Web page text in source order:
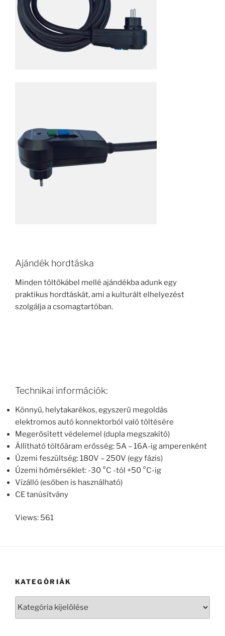
Ajándék hordtáska
Minden töltőkábel mellé ajándékba adunk egy
praktikus hordtáskát, ami a kulturált elhelyezést
szolgálja a csomagtartóban.
Technikai információk:
Könnyű, helytakarékos, egyszerű megoldás
elektromos autó konnektorból való töltésére
Megerősített védelemel (dupla megszakító)
Állítható töltőáram erősség: 5A – 16A-ig amperenként
Üzemi feszültség: 180V – 250V (egy fázis)
Üzemi hőmérséklet: -30 °C -tól +50 °C-ig
Vízálló (esőben is használható)
CE tanúsítvány
Views: 561
KATEGÓRIÁK